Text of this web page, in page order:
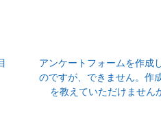
アンケートフォームを作成
のですが、できません。作
を教えていただけません